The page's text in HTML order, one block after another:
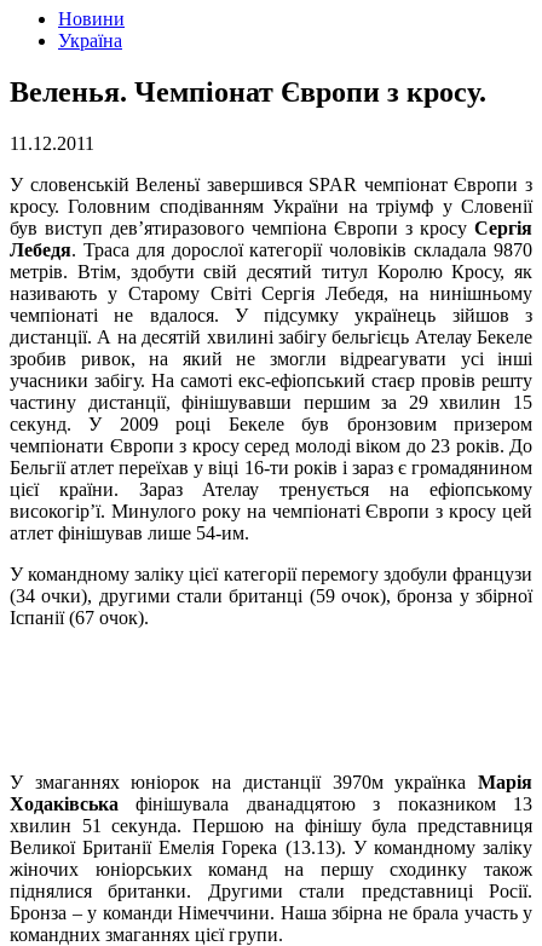
Новини
Україна
Вeлeнья. Чемпіонат Європи з кросу.
11.12.2011
У словенській Веленьї завершився SPAR чемпіонат Європи з
кросу. Головним сподіванням України на тріумф у Словенії
був виступ дев’ятиразового чемпіона Європи з кросу Сергія
Лебедя. Траса для дорослої категорії чоловіків складала 9870
метрів. Втім, здобути свій десятий титул Королю Кросу, як
називають у Старому Світі Сергія Лебедя, на нинішньому
чемпіонаті не вдалося. У підсумку українець зійшов з
дистанції. А на десятій хвилині забігу бельгієць Ателау Бекеле
зробив ривок, на який не змогли відреагувати усі інші
учасники забігу. На самоті екс-ефіопський стаєр провів решту
частину дистанції, фінішувавши першим за 29 хвилин 15
секунд. У 2009 році Бекеле був бронзовим призером
чемпіонати Європи з кросу серед молоді віком до 23 років. До
Бельгії атлет переїхав у віці 16-ти років і зараз є громадянином
цієї країни. Зараз Ателау тренується на ефіопському
високогір’ї. Минулого року на чемпіонаті Європи з кросу цей
атлет фінішував лише 54-им.
У командному заліку цієї категорії перемогу здобули французи
(34 очки), другими стали британці (59 очок), бронза у збірної
Іспанії (67 очок).
У змаганнях юніорок на дистанції 3970м українка Марія
Ходаківська фінішувала дванадцятою з показником 13
хвилин 51 секунда. Першою на фінішу була представниця
Великої Британії Емелія Горека (13.13). У командному заліку
жіночих юніорських команд на першу сходинку також
піднялися британки. Другими стали представниці Росії.
Бронза – у команди Німеччини. Наша збірна не брала участь у
командних змаганнях цієї групи.